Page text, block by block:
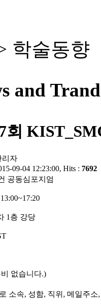
학술동향
and
회
리자
09-04 12:23:00, Hits : 7692
공동심포지엄
1층 강당
없습니다.)
소속, 성함, 직위, 메일주